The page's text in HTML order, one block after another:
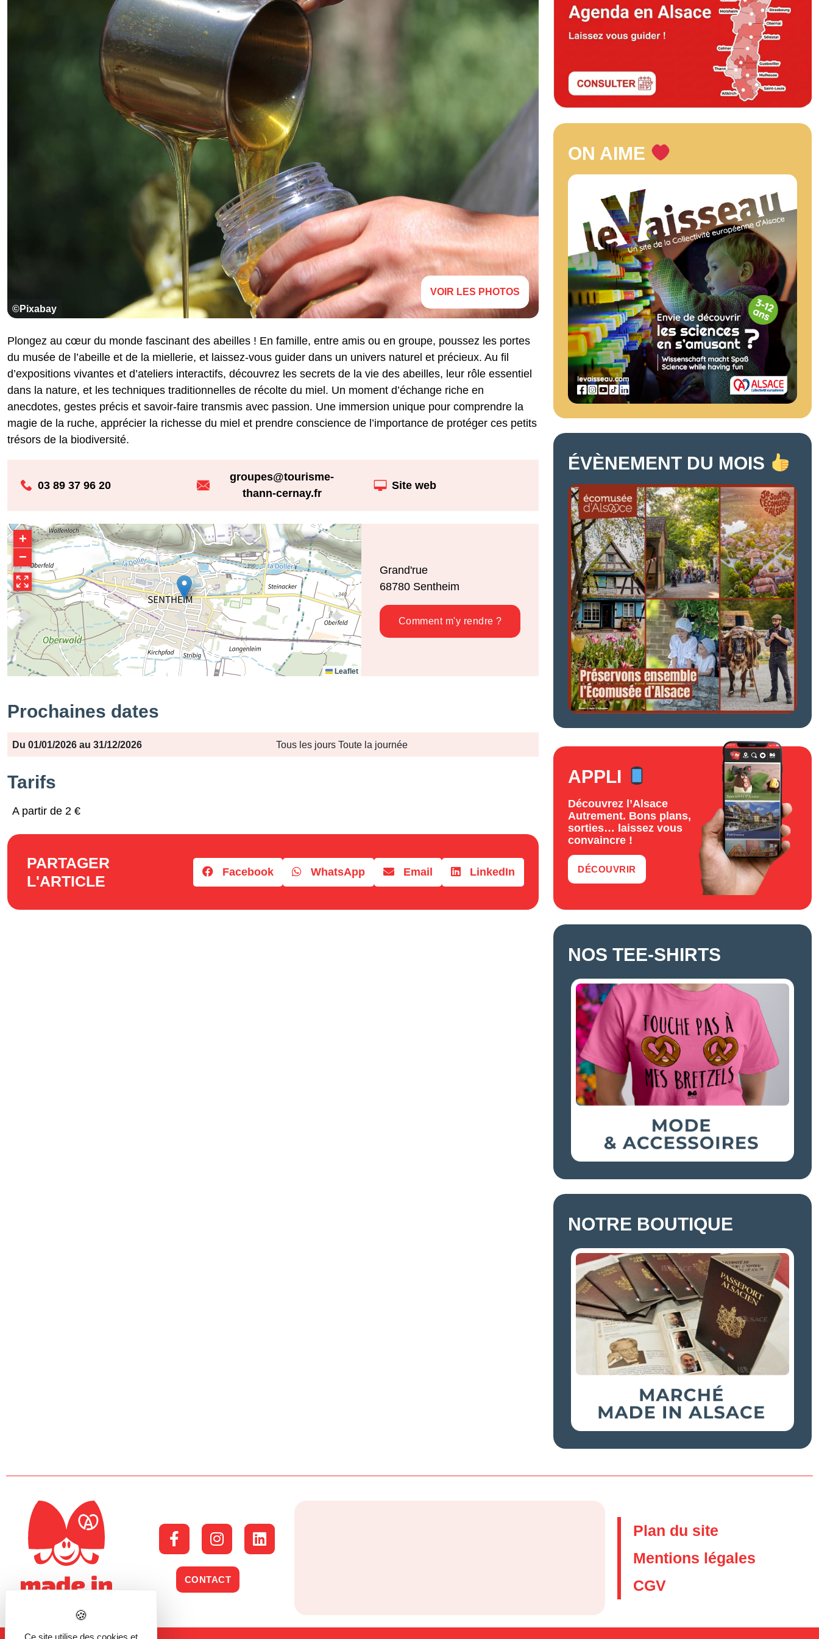
©Pixabay
VOIR LES PHOTOS
Plongez au cœur du monde fascinant des abeilles ! En famille, entre amis ou en groupe, poussez les portes
du musée de l’abeille et de la miellerie, et laissez-vous guider dans un univers naturel et précieux. Au fil
d’expositions vivantes et d’ateliers interactifs, découvrez les secrets de la vie des abeilles, leur rôle essentiel
dans la nature, et les techniques traditionnelles de récolte du miel. Un moment d’échange riche en
anecdotes, gestes précis et savoir-faire transmis avec passion. Une immersion unique pour comprendre la
magie de la ruche, apprécier la richesse du miel et prendre conscience de l’importance de protéger ces petits
trésors de la biodiversité.
03 89 37 96 20
groupes@tourisme-
thann-cernay.fr
Site web
+
−
Leaflet
Grand'rue
68780 Sentheim
Comment m'y rendre ?
Prochaines dates
Période Jours Horaires
Du 01/01/2026 au 31/12/2026 Tous les jours Toute la journée
Tarifs
A partir de 2 €
PARTAGER
L'ARTICLE
Facebook WhatsApp Email LinkedIn
ON AIME
ÉVÈNEMENT DU MOIS
APPLI
Découvrez l’Alsace
Autrement. Bons plans,
sorties… laissez vous
convaincre !
DÉCOUVRIR
NOS TEE-SHIRTS
NOTRE BOUTIQUE
CONTACT
Plan du site
Mentions légales
CGV
Ce site utilise des cookies et